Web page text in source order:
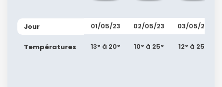
Jour
Températures
01/05/23
13° à 20°
02/05/23
10° à 25°
03/05/23
12° à 25°